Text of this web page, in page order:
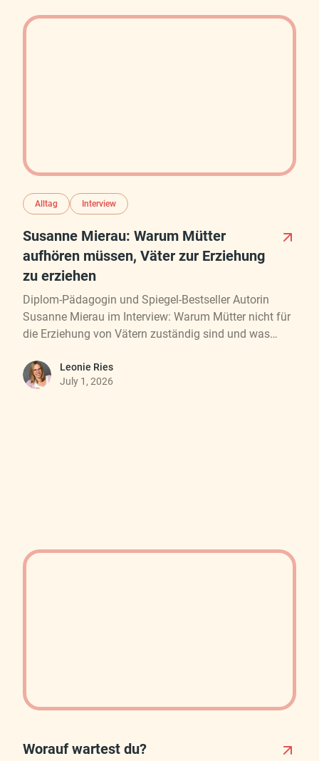
Alltag Interview
Susanne Mierau: Warum Mütter
aufhören müssen, Väter zur Erziehung
zu erziehen
Diplom-Pädagogin und Spiegel-Bestseller Autorin
Susanne Mierau im Interview: Warum Mütter nicht für
die Erziehung von Vätern zuständig sind und was
Leonie Ries
July 1, 2026
Worauf wartest du?